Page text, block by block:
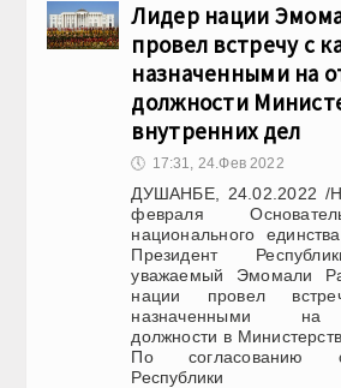
Лидер нации
провел встречу с
назначенными на
должности
внутренних дел
🕔 17:31, 24.Фев 2022
ДУШАНБЕ, 24.02.2022 /
февраля
национального
Президент
уважаемый Эмомали
нации провел
назначенными на
должности в
По согласованию
Республики